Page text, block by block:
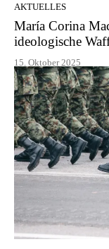
AKTUELLES
María Corina
ideologische
15. Oktober 2025